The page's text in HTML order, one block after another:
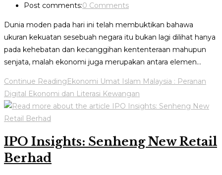
Post comments:0 Comments
Dunia moden pada hari ini telah membuktikan bahawa
ukuran kekuatan sesebuah negara itu bukan lagi dilihat hanya
pada kehebatan dan kecanggihan kententeraan mahupun
senjata, malah ekonomi juga merupakan antara elemen…
Continue ReadingEkonomi Umat Islam Malaysia : Peranan
Digital Ekonomi dan Literasi Kewangan
IPO Insights: Senheng New Retail
Berhad